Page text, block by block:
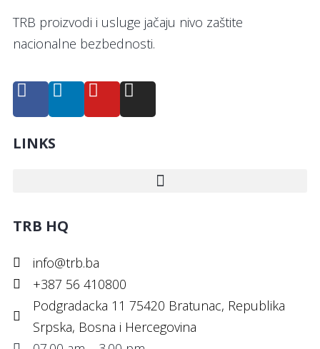
TRB proizvodi i usluge jačaju nivo zaštite
nacionalne bezbednosti.
LINKS
TRB HQ
info@trb.ba
+387 56 410800
Podgradacka 11 75420 Bratunac, Republika
Srpska, Bosna i Hercegovina